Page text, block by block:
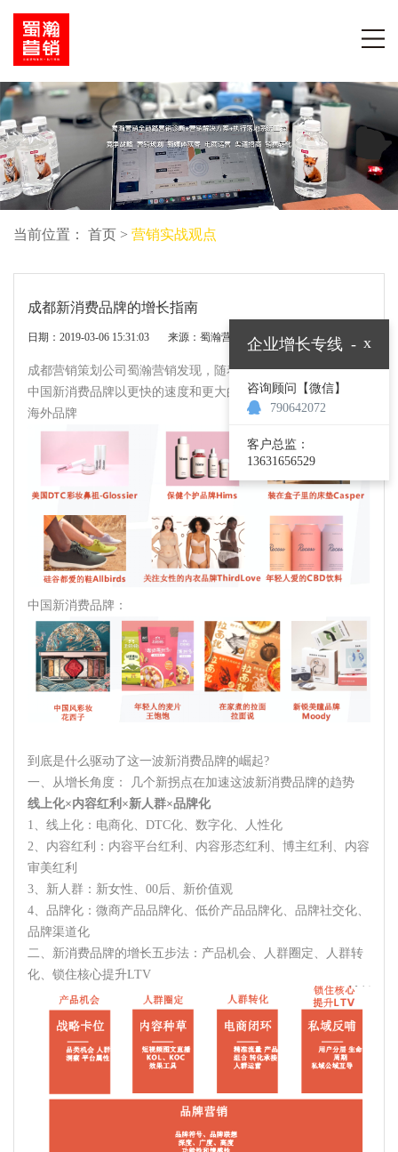
当前位置： 首页 > 营销实战观点
成都新消费品牌的增长指南
日期：2019-03-06 15:31:03 来源：蜀瀚营销 阅读：894 次
成都营销策划公司蜀瀚营销发现，随着海外DTC 品牌的崛起，
中国新消费品牌以更快的速度和更大的体量崛起。
海外品牌
中国新消费品牌：
到底是什么驱动了这一波新消费品牌的崛起?
一、从增长角度： 几个新拐点在加速这波新消费品牌的趋势
线上化×内容红利×新人群×品牌化
1、线上化：电商化、DTC化、数字化、人性化
2、内容红利：内容平台红利、内容形态红利、博主红利、内容
审美红利
3、新人群：新女性、00后、新价值观
4、品牌化：微商产品品牌化、低价产品品牌化、品牌社交化、
品牌渠道化
二、新消费品牌的增长五步法：产品机会、人群圈定、人群转
化、锁住核心提升LTV
企业增长专线 x
-
咨询顾问【微信】
790642072
客户总监：
13631656529